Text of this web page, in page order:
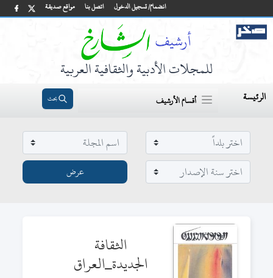
مواقع صديقة اتصل بنا انضمام/ تسجيل الدخول
للمجلات الأدبية والثقافية العربية
الرئيسة أقسام الأرشيف بحث
الثقافة
الجديدة_العراق